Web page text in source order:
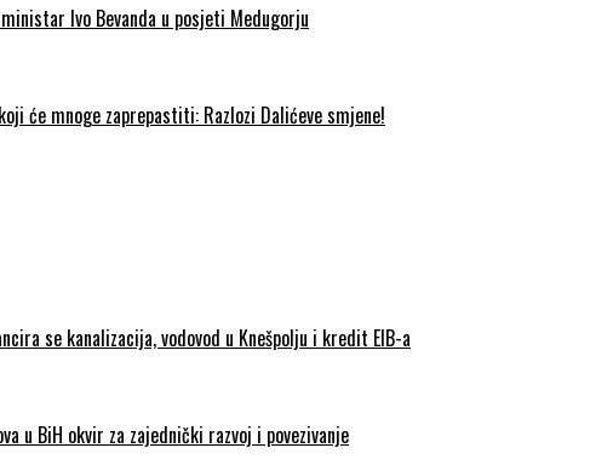
Ivo Bevanda u posjeti Medugorju
će mnoge zaprepastiti: Razlozi Dalićeve smjene!
se kanalizacija, vodovod u Knešpolju i kredit EIB-a
u BiH okvir za zajednički razvoj i povezivanje